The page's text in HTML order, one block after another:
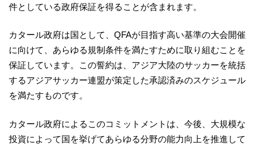
件としている政府保証を得ることが含まれます。
カタール政府は国として、 QFAが目指す高い基準の大会開催
に向けて、あらゆる規制条件を満たすために取り組むことを
保証しています。この誓約は、アジア大陸のサッカーを統括
するアジアサッカー連盟が策定した承認済みのスケジュール
を満たすものです。
カタール政府によるこのコミットメントは、今後、大規模な
投資によって国を挙げてあらゆる分野の能力向上を推進して